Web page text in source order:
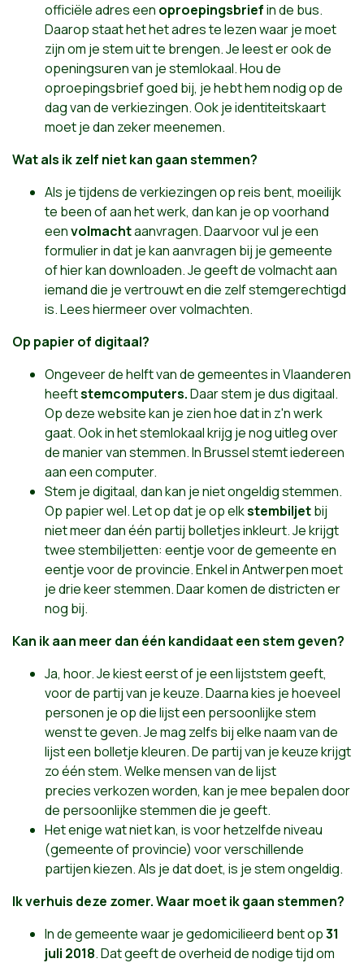
officiële adres een oproepingsbriefin de bus.
Daarop staat het het adres te lezen waar je moet
zijn om je stem uit te brengen. Je leest er ook de
openingsuren van je stemlokaal. Hou de
oproepingsbrief goed bij, je hebt hem nodig op de
dag van de verkiezingen. Ook je identiteitskaart
moet je dan zeker meenemen.
Wat als ik zelf niet kan gaan stemmen?
Als je tijdens de verkiezingen op reis bent, moeilijk
te been of aan het werk, dan kan je op voorhand
eenvolmachtaanvragen. Daarvoor vul je een
formulier in dat je kan aanvragen bij je gemeente
ofhierkan downloaden. Je geeft de volmacht aan
iemand die je vertrouwt en die zelf stemgerechtigd
is. Leeshiermeer over volmachten.
Op papier of digitaal?
Ongeveer de helft van de gemeentes in Vlaanderen
heeftstemcomputers.Daar stem je dus digitaal.
Opdeze websitekan je zien hoe dat in z'n werk
gaat. Ook in het stemlokaal krijg je nog uitleg over
de manier van stemmen. In Brussel stemt iedereen
aan een computer.
Stem je digitaal, dan kan je niet ongeldig stemmen.
Op papier wel. Let op dat je op elkstembiljetbij
niet meer dan één partij bolletjes inkleurt. Je krijgt
twee stembiljetten: eentje voor de gemeente en
eentje voor de provincie. Enkel in Antwerpen moet
je drie keer stemmen. Daar komen de districten er
nog bij.
Kan ik aan meer dan één kandidaat een stem geven?
Ja, hoor. Je kiest eerst of je een lijststem geeft,
voor de partij van je keuze. Daarna kies je hoeveel
personen je op die lijst een persoonlijke stem
wenst te geven. Je mag zelfs bij elke naam van de
lijst een bolletje kleuren. De partij van je keuze krijgt
zo één stem. Welke mensen van de lijst
precies verkozen worden, kan je mee bepalen door
de persoonlijke stemmen die je geeft.
Het enige wat niet kan, is voor hetzelfde niveau
(gemeente of provincie) voor verschillende
partijen kiezen. Als je dat doet, is je stem ongeldig.
Ik verhuis deze zomer. Waar moet ik gaan stemmen?
In de gemeente waar je gedomicilieerd bent op31
juli 2018. Dat geeft de overheid de nodige tijd om